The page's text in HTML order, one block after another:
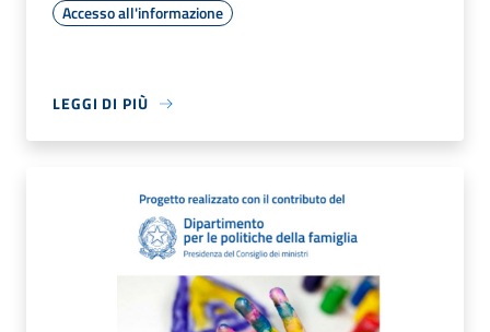
Accesso all'informazione
LEGGI DI PIÙ